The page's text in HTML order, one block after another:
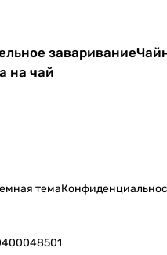
заваривание
на чай
тема